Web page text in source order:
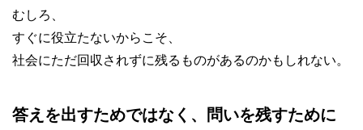
むしろ、
すぐに役立たないからこそ、
社会にただ回収されずに残るものがあるのかもしれない。
答えを出すためではなく、問いを残すために